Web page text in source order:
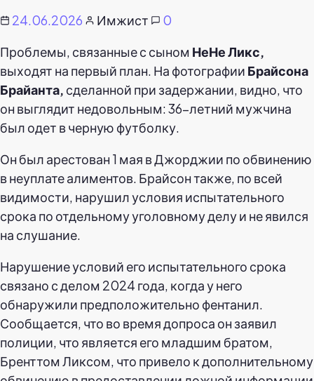
24.06.2026 Имжист
0
Проблемы, связанные с сыном НеНе Ликс,
выходят на первый план. На фотографии Брайсона
Брайанта, сделанной при задержании, видно, что
он выглядит недовольным: 36-летний мужчина
был одет в черную футболку.
Он был арестован 1 мая в Джорджии по обвинению
в неуплате алиментов. Брайсон также, по всей
видимости, нарушил условия испытательного
срока по отдельному уголовному делу и не явился
на слушание.
Нарушение условий его испытательного срока
связано с делом 2024 года, когда у него
обнаружили предположительно фентанил.
Сообщается, что во время допроса он заявил
полиции, что является его младшим братом,
Бренттом Ликсом, что привело к дополнительному